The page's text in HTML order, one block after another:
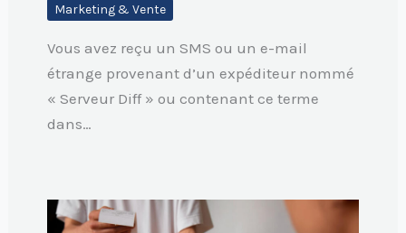
Marketing & Vente
Vous avez reçu un SMS ou un e-mail
étrange provenant d’un expéditeur nommé
« Serveur Diff » ou contenant ce terme
dans…